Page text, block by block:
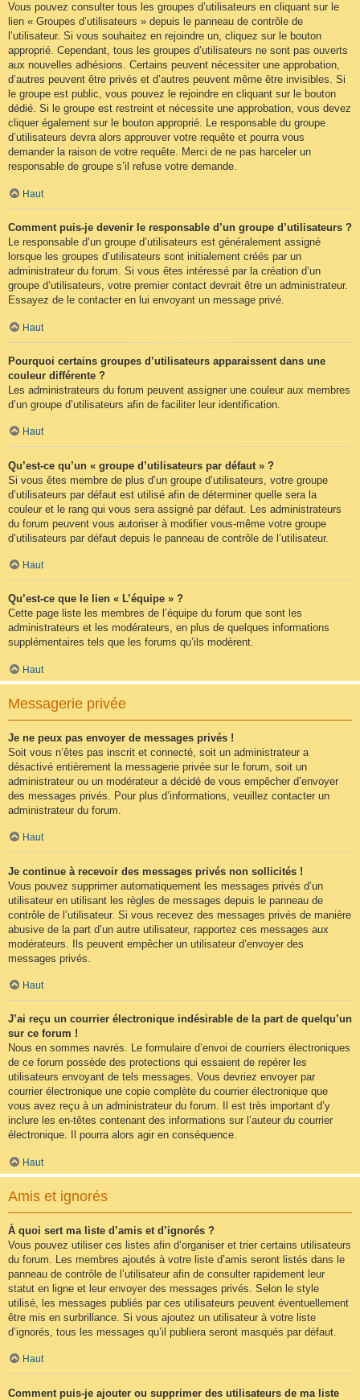
Vous pouvez consulter tous les groupes d’utilisateurs en cliquant sur le
lien « Groupes d’utilisateurs » depuis le panneau de contrôle de
l’utilisateur. Si vous souhaitez en rejoindre un, cliquez sur le bouton
approprié. Cependant, tous les groupes d’utilisateurs ne sont pas ouverts
aux nouvelles adhésions. Certains peuvent nécessiter une approbation,
d’autres peuvent être privés et d’autres peuvent même être invisibles. Si
le groupe est public, vous pouvez le rejoindre en cliquant sur le bouton
dédié. Si le groupe est restreint et nécessite une approbation, vous devez
cliquer également sur le bouton approprié. Le responsable du groupe
d’utilisateurs devra alors approuver votre requête et pourra vous
demander la raison de votre requête. Merci de ne pas harceler un
responsable de groupe s’il refuse votre demande.
Haut
Comment puis-je devenir le responsable d’un groupe d’utilisateurs ?
Le responsable d’un groupe d’utilisateurs est généralement assigné
lorsque les groupes d’utilisateurs sont initialement créés par un
administrateur du forum. Si vous êtes intéressé par la création d’un
groupe d’utilisateurs, votre premier contact devrait être un administrateur.
Essayez de le contacter en lui envoyant un message privé.
Haut
Pourquoi certains groupes d’utilisateurs apparaissent dans une
couleur différente ?
Les administrateurs du forum peuvent assigner une couleur aux membres
d’un groupe d’utilisateurs afin de faciliter leur identification.
Haut
Qu’est-ce qu’un « groupe d’utilisateurs par défaut » ?
Si vous êtes membre de plus d’un groupe d’utilisateurs, votre groupe
d’utilisateurs par défaut est utilisé afin de déterminer quelle sera la
couleur et le rang qui vous sera assigné par défaut. Les administrateurs
du forum peuvent vous autoriser à modifier vous-même votre groupe
d’utilisateurs par défaut depuis le panneau de contrôle de l’utilisateur.
Haut
Qu’est-ce que le lien « L’équipe » ?
Cette page liste les membres de l’équipe du forum que sont les
administrateurs et les modérateurs, en plus de quelques informations
supplémentaires tels que les forums qu’ils modèrent.
Haut
Messagerie privée
Je ne peux pas envoyer de messages privés !
Soit vous n’êtes pas inscrit et connecté, soit un administrateur a
désactivé entièrement la messagerie privée sur le forum, soit un
administrateur ou un modérateur a décidé de vous empêcher d’envoyer
des messages privés. Pour plus d’informations, veuillez contacter un
administrateur du forum.
Haut
Je continue à recevoir des messages privés non sollicités !
Vous pouvez supprimer automatiquement les messages privés d’un
utilisateur en utilisant les règles de messages depuis le panneau de
contrôle de l’utilisateur. Si vous recevez des messages privés de manière
abusive de la part d’un autre utilisateur, rapportez ces messages aux
modérateurs. Ils peuvent empêcher un utilisateur d’envoyer des
messages privés.
Haut
J’ai reçu un courrier électronique indésirable de la part de quelqu’un
sur ce forum !
Nous en sommes navrés. Le formulaire d’envoi de courriers électroniques
de ce forum possède des protections qui essaient de repérer les
utilisateurs envoyant de tels messages. Vous devriez envoyer par
courrier électronique une copie complète du courrier électronique que
vous avez reçu à un administrateur du forum. Il est très important d’y
inclure les en-têtes contenant des informations sur l’auteur du courrier
électronique. Il pourra alors agir en conséquence.
Haut
Amis et ignorés
À quoi sert ma liste d’amis et d’ignorés ?
Vous pouvez utiliser ces listes afin d’organiser et trier certains utilisateurs
du forum. Les membres ajoutés à votre liste d’amis seront listés dans le
panneau de contrôle de l’utilisateur afin de consulter rapidement leur
statut en ligne et leur envoyer des messages privés. Selon le style
utilisé, les messages publiés par ces utilisateurs peuvent éventuellement
être mis en surbrillance. Si vous ajoutez un utilisateur à votre liste
d’ignorés, tous les messages qu’il publiera seront masqués par défaut.
Haut
Comment puis-je ajouter ou supprimer des utilisateurs de ma liste